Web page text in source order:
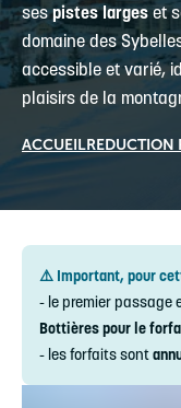
sespistes larges et
domaine des
accessible et varié,
plaisirs de la
ACCUEILREDUCTION
⚠️ Important, pour
- le premier passage
Bottières pour le
- les forfaits sont